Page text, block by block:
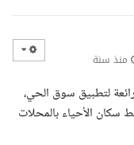
منذ سنة
لتطبيق سوق الحي،
سكان الأحياء بالمحلات